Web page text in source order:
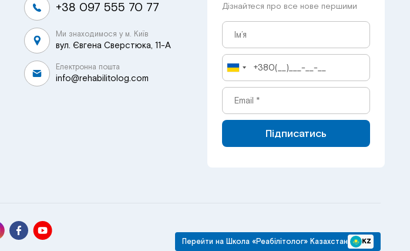
+38 097 555 70 77
Ми знаходимося у м. Київ
вул. Євгена Сверстюка, 11-А
Електронна пошта
info@rehabilitolog.com
Дізнайтеся про все нове першими
Підписатись
Перейти на Школа «Реабілітолог» Казахстан KZ